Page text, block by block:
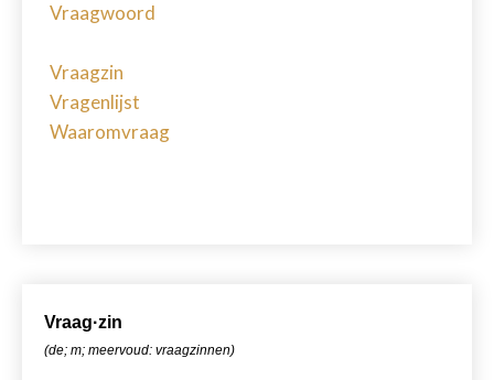
Vraagwoord
Vraagzin
Vragenlijst
Waaromvraag
Vraag·zin
(de; m; meervoud: vraagzinnen)